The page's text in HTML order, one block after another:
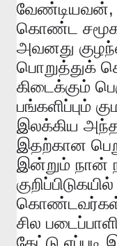
வேண்டியவன்,
கொண்ட
அவனது
பொறுத்துக்
கிடைக்கும்
பங்களிப்பும்
இலக்கிய
இதற்கான
இன்றும் நான்
குறிப்பிடுகயில்
சில